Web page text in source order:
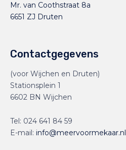
Mr. van Coothstraat 8a
6651 ZJ Druten
Contactgegevens
(voor Wijchen en Druten)
Stationsplein 1
6602 BN Wijchen
Tel: 024 641 84 59
E-mail: info@meervoormekaar.nl